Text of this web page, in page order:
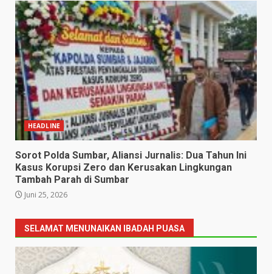
HEADLINE
Sorot Polda Sumbar, Aliansi Jurnalis: Dua Tahun Ini
Kasus Korupsi Zero dan Kerusakan Lingkungan
Tambah Parah di Sumbar
Juni 25, 2026
SELAMAT MENUNAIKAN IBADAH PUASA